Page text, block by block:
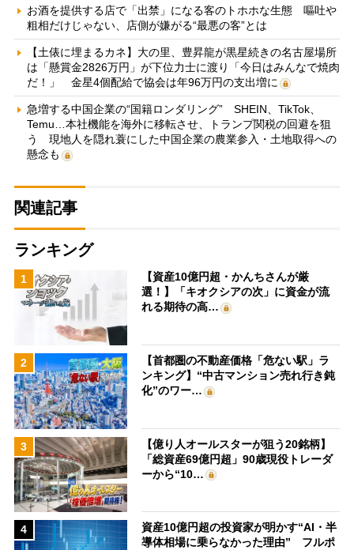
お酒を提供する店で「出禁」になる客のトホホな生態 嘔吐や
粗相だけじゃない、店側が嫌がる“最悪の客”とは
【土俵に埋まるカネ】大の里、豊昇龍が黒星続きの名古屋場所
は「懸賞金2826万円」が下位力士に渡り「今日はみんなで焼肉
だ！」 金星4個配給で協会は年96万円の支出増に
急増する中国企業の“国籍ロンダリング” SHEIN、TikTok、
Temu…本社機能を海外に移転させ、トランプ関税の回避を狙
う 現地人を隠れ蓑にした中国企業の農業参入・土地取得への
懸念も
関連記事
ランキング
1
【資産10億円超・かんちさんが厳
選！】「キオクシアの次」に資金が流
れる期待の高…
2
【首都圏の不動産価格「危ない駅」ラ
ンキング】“中古マンション売れ行き鈍
化”のワー…
3
【億り人オールスターが狙う20銘柄】
「総資産69億円超」90歳現役トレーダ
ーから“10…
4
資産10億円超の投資家が明かす“AI・半
導体相場に乗らなかった理由” フルポ